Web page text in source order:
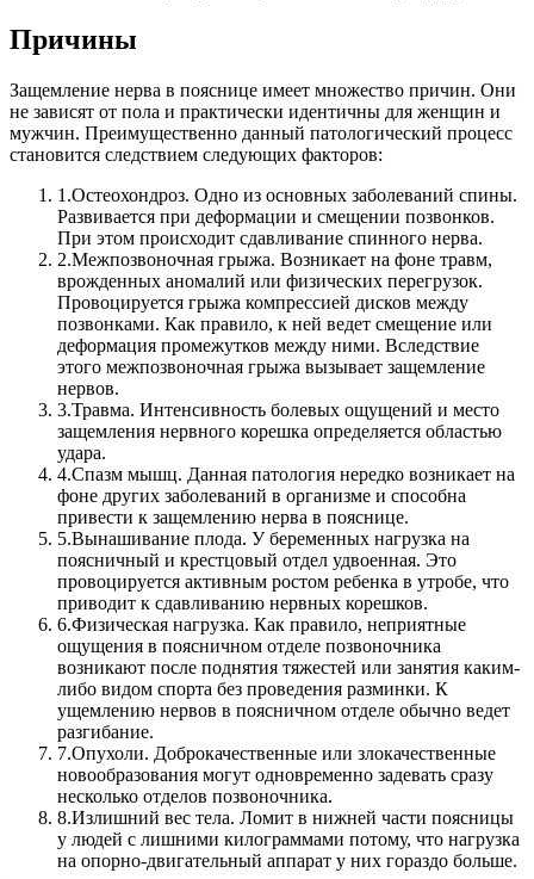
Причины
Защемление нерва в пояснице имеет множество причин. Они
не зависят от пола и практически идентичны для женщин и
мужчин. Преимущественно данный патологический процесс
становится следствием следующих факторов:
1.Остеохондроз. Одно из основных заболеваний спины.
Развивается при деформации и смещении позвонков.
При этом происходит сдавливание спинного нерва.
2.Межпозвоночная грыжа. Возникает на фоне травм,
врожденных аномалий или физических перегрузок.
Провоцируется грыжа компрессией дисков между
позвонками. Как правило, к ней ведет смещение или
деформация промежутков между ними. Вследствие
этого межпозвоночная грыжа вызывает защемление
нервов.
3.Травма. Интенсивность болевых ощущений и место
защемления нервного корешка определяется областью
удара.
4.Спазм мышц. Данная патология нередко возникает на
фоне других заболеваний в организме и способна
привести к защемлению нерва в пояснице.
5.Вынашивание плода. У беременных нагрузка на
поясничный и крестцовый отдел удвоенная. Это
провоцируется активным ростом ребенка в утробе, что
приводит к сдавливанию нервных корешков.
6.Физическая нагрузка. Как правило, неприятные
ощущения в поясничном отделе позвоночника
возникают после поднятия тяжестей или занятия каким-
либо видом спорта без проведения разминки. К
ущемлению нервов в поясничном отделе обычно ведет
разгибание.
7.Опухоли. Доброкачественные или злокачественные
новообразования могут одновременно задевать сразу
несколько отделов позвоночника.
8.Излишний вес тела. Ломит в нижней части поясницы
у людей с лишними килограммами потому, что нагрузка
на опорно-двигательный аппарат у них гораздо больше.